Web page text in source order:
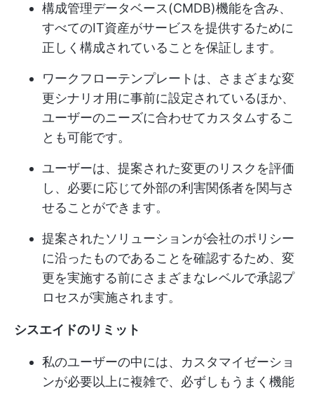
構成管理データベース(CMDB)機能を含み、
すべてのIT資産がサービスを提供するために
正しく構成されていることを保証します。
ワークフローテンプレートは、さまざまな変
更シナリオ用に事前に設定されているほか、
ユーザーのニーズに合わせてカスタムするこ
とも可能です。
ユーザーは、提案された変更のリスクを評価
し、必要に応じて外部の利害関係者を関与さ
せることができます。
提案されたソリューションが会社のポリシー
に沿ったものであることを確認するため、変
更を実施する前にさまざまなレベルで承認プ
ロセスが実施されます。
シスエイドのリミット
私のユーザーの中には、カスタマイゼーショ
ンが必要以上に複雑で、必ずしもうまく機能